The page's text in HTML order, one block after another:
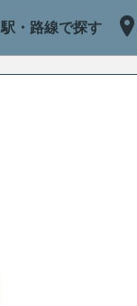
駅・路線で探す